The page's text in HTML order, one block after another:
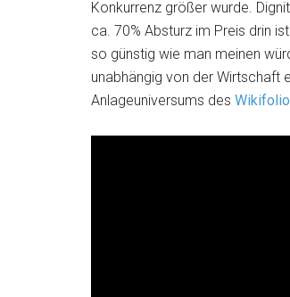
Konkurrenz größer wurde.
ca. 70% Absturz im Preis drin
so günstig wie man meinen
unabhängig von der Wirtschaft
Anlageuniversums des